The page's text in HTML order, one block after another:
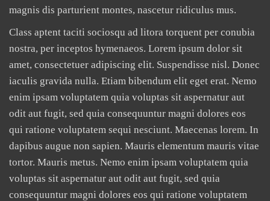
magnis dis parturient montes, nascetur ridiculus mus.
Class aptent taciti sociosqu ad litora torquent per conubia
nostra, per inceptos hymenaeos. Lorem ipsum dolor sit
amet, consectetuer adipiscing elit. Suspendisse nisl. Donec
iaculis gravida nulla. Etiam bibendum elit eget erat. Nemo
enim ipsam voluptatem quia voluptas sit aspernatur aut
odit aut fugit, sed quia consequuntur magni dolores eos
qui ratione voluptatem sequi nesciunt. Maecenas lorem. In
dapibus augue non sapien. Mauris elementum mauris vitae
tortor. Mauris metus. Nemo enim ipsam voluptatem quia
voluptas sit aspernatur aut odit aut fugit, sed quia
consequuntur magni dolores eos qui ratione voluptatem